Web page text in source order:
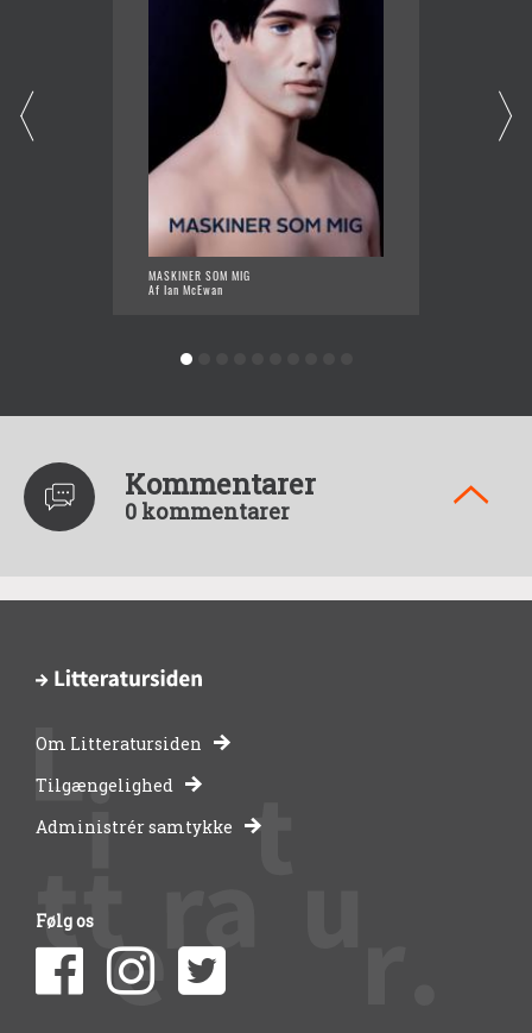
MASKINER SOM MIG
Af Ian McEwan
Kommentarer
0 kommentarer
-
bibliotekernes
side
om
Om Litteratursiden
Tilgængelighed
Administrér samtykke
Følg os